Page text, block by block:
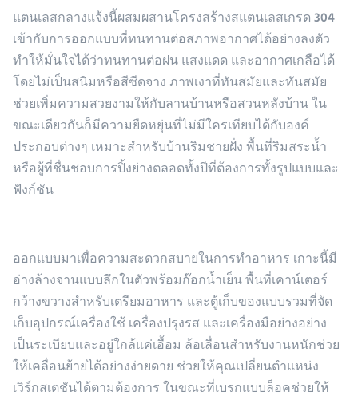
แตนเลสกลางแจ้งนี้ผสมผสานโครงสร้างสแตนเลสเกรด 304
เข้ากับการออกแบบที่ทนทานต่อสภาพอากาศได้อย่างลงตัว
ทำให้มั่นใจได้ว่าทนทานต่อฝน แสงแดด และอากาศเกลือได้
โดยไม่เป็นสนิมหรือสีซีดจาง ภาพเงาที่ทันสมัยและทันสมัย
ช่วยเพิ่มความสวยงามให้กับลานบ้านหรือสวนหลังบ้าน ใน
ขณะเดียวกันก็มีความยืดหยุ่นที่ไม่มีใครเทียบได้กับองค์
ประกอบต่างๆ เหมาะสำหรับบ้านริมชายฝั่ง พื้นที่ริมสระน้ำ
หรือผู้ที่ชื่นชอบการปิ้งย่างตลอดทั้งปีที่ต้องการทั้งรูปแบบและ
ฟังก์ชัน
ออกแบบมาเพื่อความสะดวกสบายในการทำอาหาร เกาะนี้มี
อ่างล้างจานแบบลึกในตัวพร้อมก๊อกน้ำเย็น พื้นที่เคาน์เตอร์
กว้างขวางสำหรับเตรียมอาหาร และตู้เก็บของแบบรวมที่จัด
เก็บอุปกรณ์เครื่องใช้ เครื่องปรุงรส และเครื่องมือย่างอย่าง
เป็นระเบียบและอยู่ใกล้แค่เอื้อม ล้อเลื่อนสำหรับงานหนักช่วย
ให้เคลื่อนย้ายได้อย่างง่ายดาย ช่วยให้คุณเปลี่ยนตำแหน่ง
เวิร์กสเตชันได้ตามต้องการ ในขณะที่เบรกแบบล็อคช่วยให้